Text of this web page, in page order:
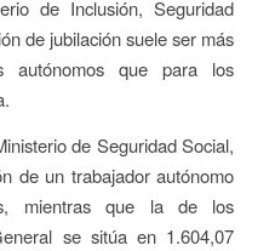
de Inclusión, Seguridad
de jubilación suele ser más
autónomos que para los
de Seguridad Social,
de un trabajador autónomo
mientras que la de los
se sitúa en 1.604,07